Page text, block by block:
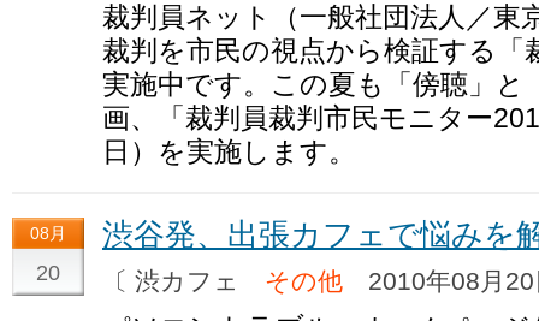
裁判員ネット（一般社団法人／東
裁判を市民の視点から検証する「
実施中です。この夏も「傍聴」と
画、「裁判員裁判市民モニター
日）を実施します。
08月
20
渋谷発、出張カフェで悩みを
〔 渋カフェ その他 2010年08月20